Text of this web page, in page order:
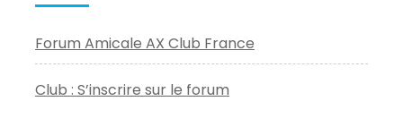
Forum Amicale AX Club France
Club : S’inscrire sur le forum